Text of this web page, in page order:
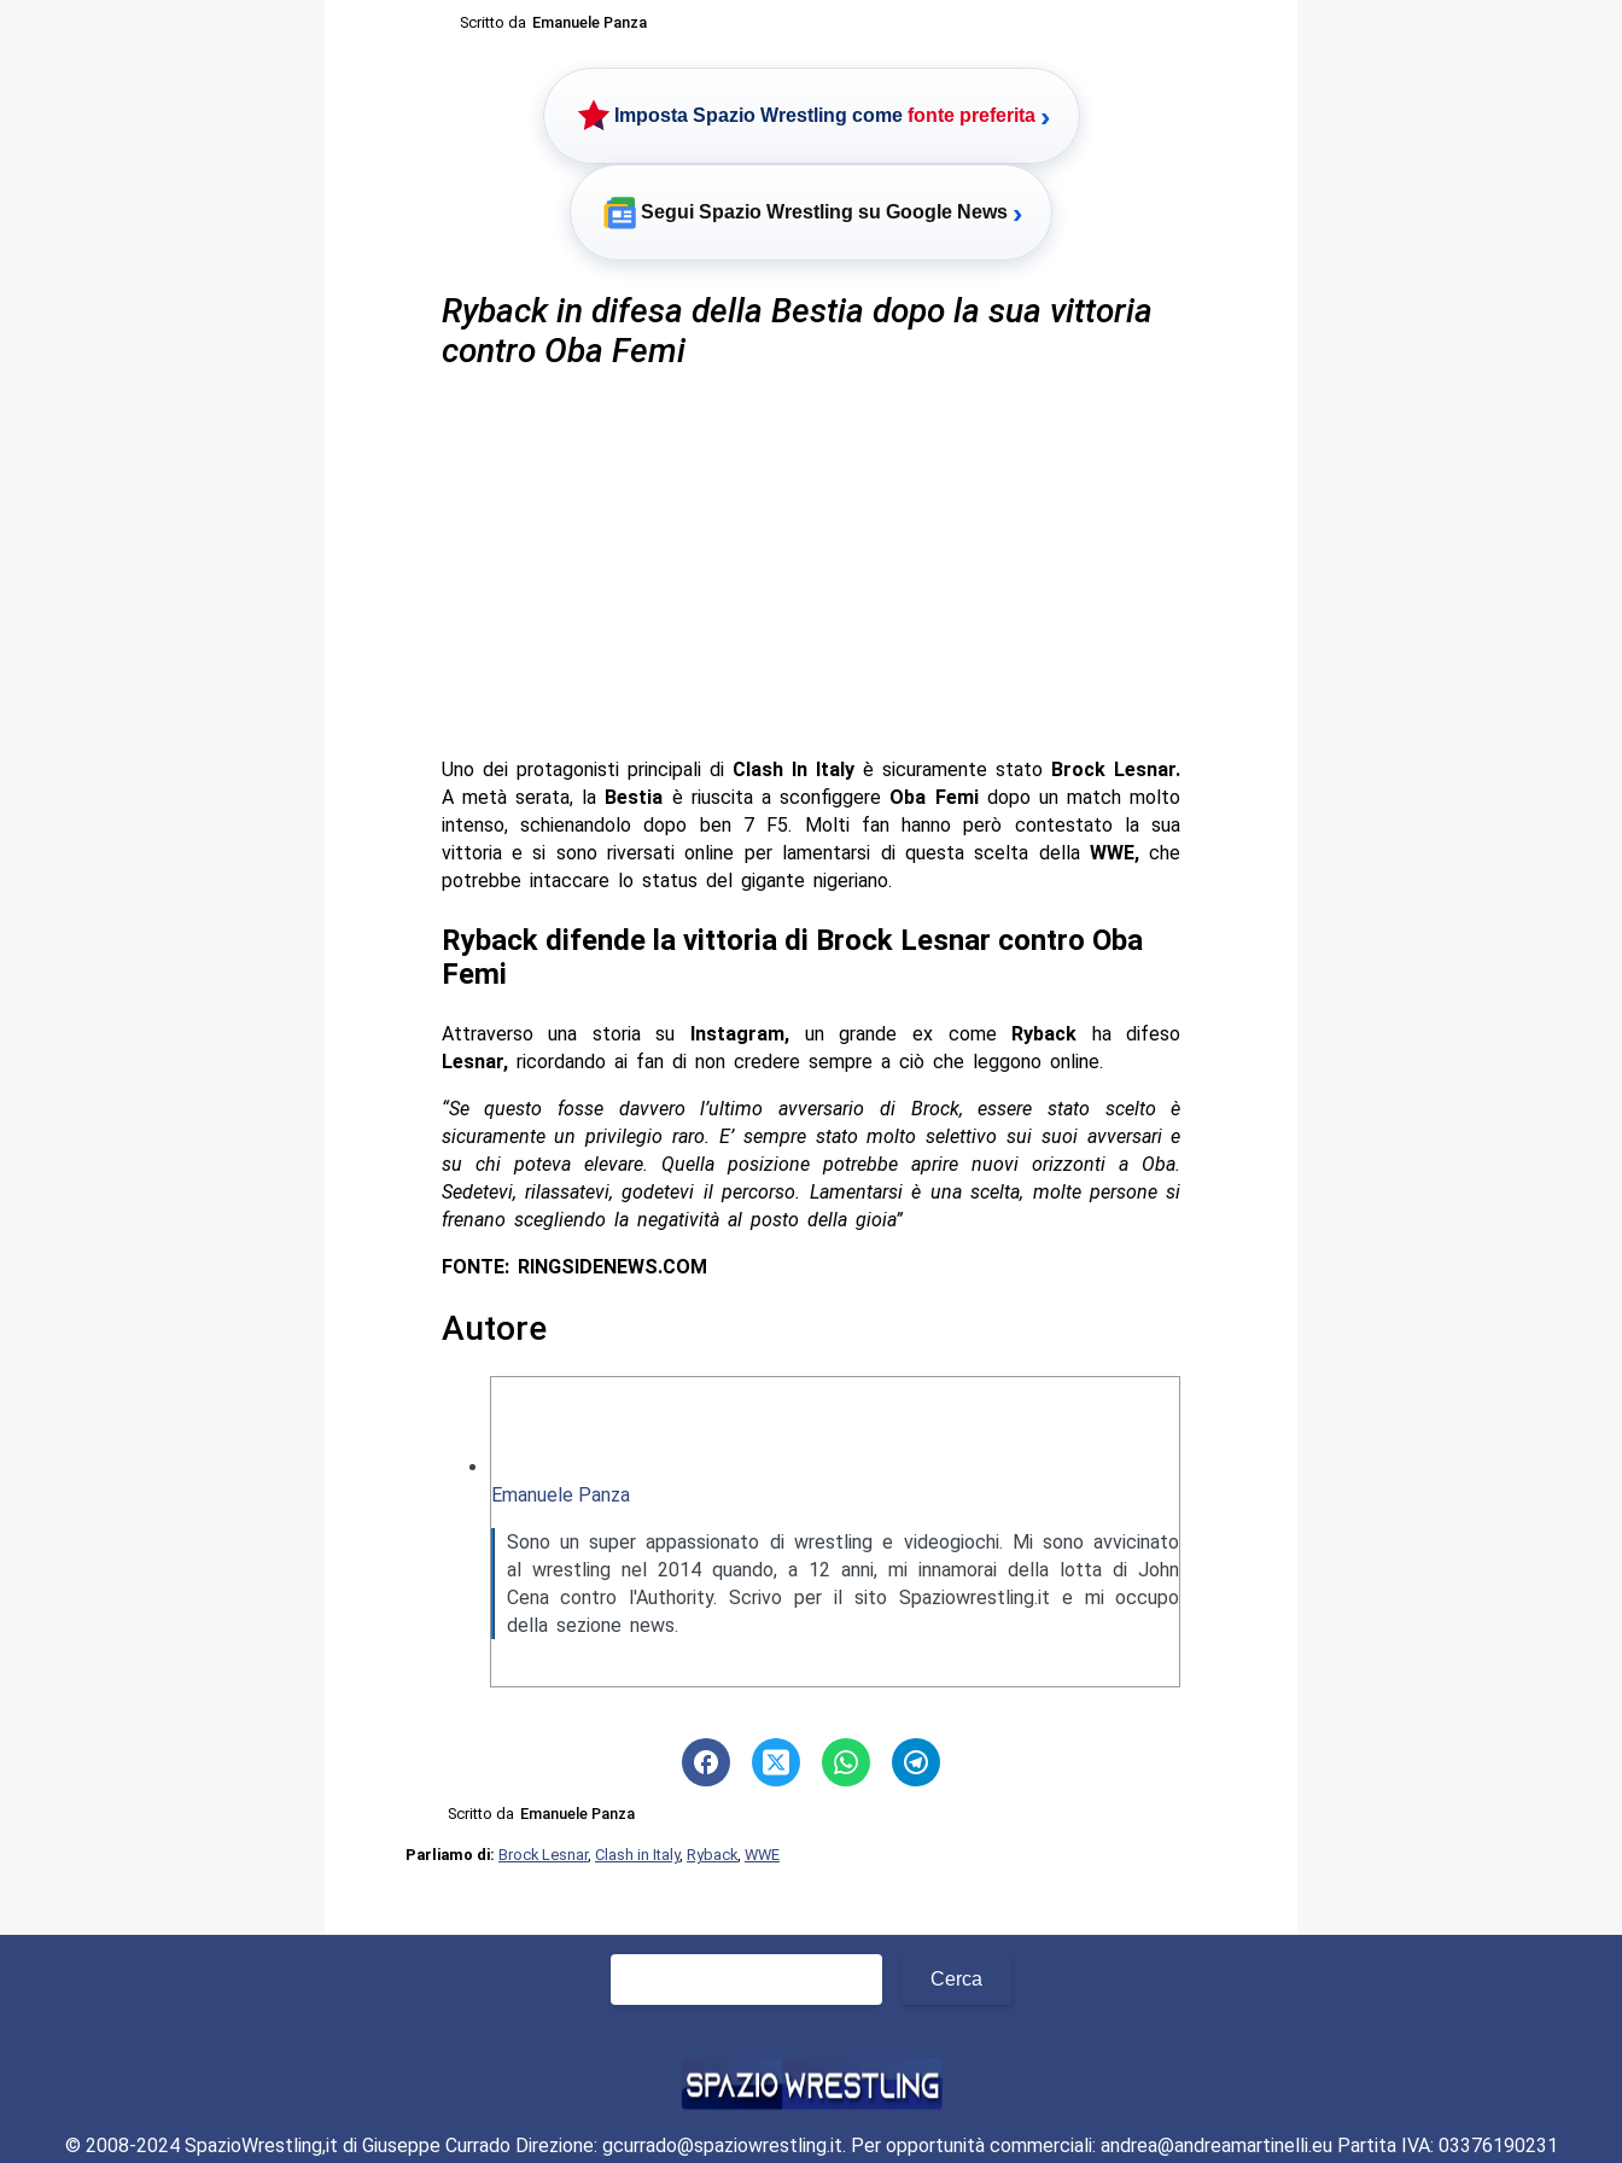
Scritto da Emanuele Panza
Imposta Spazio Wrestling come fonte preferita ›
Segui Spazio Wrestling su Google News ›
Ryback in difesa della Bestia dopo la sua vittoria
contro Oba Femi
Uno dei protagonisti principali di Clash In Italy è sicuramente stato Brock Lesnar.
A metà serata, la Bestia è riuscita a sconfiggere Oba Femidopo un match molto
intenso, schienandolo dopo ben 7 F5. Molti fan hanno però contestato la sua
vittoria e si sono riversati online per lamentarsi di questa scelta dellaWWE, che
potrebbe intaccare lo status del gigante nigeriano.
Ryback difende la vittoria di Brock Lesnar contro Oba
Femi
Attraverso una storia su Instagram, un grande ex come Ryback ha difeso
Lesnar,ricordando ai fan di non credere sempre a ciò che leggono online.
“Se questo fosse davvero l’ultimo avversario di Brock, essere stato scelto è
sicuramente un privilegio raro. E’ sempre stato molto selettivo sui suoi avversari e
su chi poteva elevare. Quella posizione potrebbe aprire nuovi orizzonti a Oba.
Sedetevi, rilassatevi, godetevi il percorso. Lamentarsi è una scelta, molte persone si
frenano scegliendo la negatività al posto della gioia”
FONTE: RINGSIDENEWS.COM
Autore
Emanuele Panza
Sono un super appassionato di wrestling e videogiochi. Mi sono avvicinato
al wrestling nel 2014 quando, a 12 anni, mi innamorai della lotta di John
Cena contro l'Authority. Scrivo per il sito Spaziowrestling.it e mi occupo
della sezione news.
Scritto da Emanuele Panza
Parliamo di: Brock Lesnar, Clash in Italy, Ryback, WWE
Ricerca
© 2008-2024 SpazioWrestling,it di Giuseppe Currado Direzione: gcurrado@spaziowrestling.it. Per opportunità commerciali: andrea@andreamartinelli.eu Partita IVA: 03376190231